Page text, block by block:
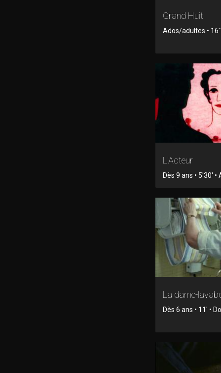
Grand Huit
Ados/adultes •
L'Acteur
Dès 9 ans • 5'30'
La dame-
Dès 6 ans • 11' •